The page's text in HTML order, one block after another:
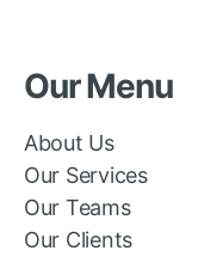
Our Menu
About Us
Our Services
Our Teams
Our Clients